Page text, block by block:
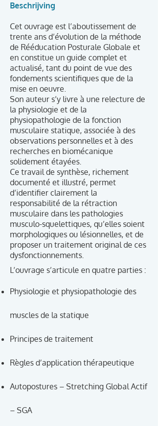
Beschrijving
Cet ouvrage est l’aboutissement de
trente ans d’évolution de la méthode
de Rééducation Posturale Globale et
en constitue un guide complet et
actualisé, tant du point de vue des
fondements scientifiques que de la
mise en oeuvre.
Son auteur s’y livre à une relecture de
la physiologie et de la
physiopathologie de la fonction
musculaire statique, associée à des
observations personnelles et à des
recherches en biomécanique
solidement étayées.
Ce travail de synthèse, richement
documenté et illustré, permet
d’identifier clairement la
responsabilité de la rétraction
musculaire dans les pathologies
musculo-squelettiques, qu’elles soient
morphologiques ou lésionnelles, et de
proposer un traitement original de ces
dysfonctionnements.
L’ouvrage s’articule en quatre parties :
Physiologie et physiopathologie des
muscles de la statique
Principes de traitement
Règles d’application thérapeutique
Autopostures – Stretching Global Actif
– SGA